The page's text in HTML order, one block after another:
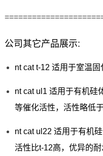
公司其它产品展示:
nt cat t-12 适用于室温固
nt cat ul1 适用于有机硅
等催化活性，活性略低于
nt cat ul22 适用于有机
活性比t-12高，优异的耐